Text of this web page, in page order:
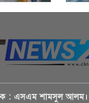
: এসএম শামসুল আলম।